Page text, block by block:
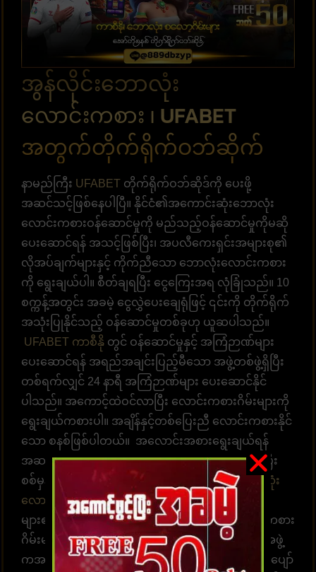
အွန်လိုင်းဘောလုံး
လောင်းကစား ၊ UFABET
အတွက်တိုက်ရိုက်ဝဘ်ဆိုက်
နာမည်ကြီး UFABET တိုက်ရိုက်ဝဘ်ဆိုဒ်ကို ပေးဖို့
အဆင်သင့်ဖြစ်နေပါပြီ။ နိုင်ငံ၏အကောင်းဆုံးဘောလုံး
လောင်းကစားဝန်ဆောင်မှုကို မည်သည့်ဝန်ဆောင်မှုကိုမဆို
ပေးဆောင်ရန် အသင့်ဖြစ်ပြီး၊ အပလီကေးရှင်းအများစု၏
လိုအပ်ချက်များနှင့် ကိုက်ညီသော ဘောလုံးလောင်းကစား
ကို ရွေးချယ်ပါ။ စီတ်ချရပြီး ငွေကြေးအရ လုံခြုံသည်။ 10
စက္ကန့်အတွင်း အခမဲ့ ငွေလွှဲပေးချေရုံဖြင့် ၎င်းကို တိုက်ရိုက်
အသုံးပြုနိုင်သည့် ဝန်ဆောင်မှုတစ်ခုဟု ယူဆပါသည်။
UFABET ကာစီနို တွင် ဝန်ဆောင်မှုနှင့် အကြံဉာဏ်များ
ပေးဆောင်ရန် အရည်အချင်းပြည့်မီသော အဖွဲ့တစ်ဖွဲ့ရှိပြီး
တစ်ရက်လျှင် 24 နာရီ အကြံဉာဏ်များ ပေးဆောင်နိုင်
ပါသည်။ အကောင့်ထဲဝင်လာပြီး လောင်းကစားဂိမ်းများကို
ရွေးချယ်ကစားပါ။ အချိန်နှင့်တစ်ပြေးညီ လောင်းကစားနိုင်
သော စနစ်ဖြစ်ပါတယ်။ အလောင်းအစားရွေးချယ်ရန်
အဆင်သင့်ဖြစ်နေပါပြီ။ ထိထိရောက်ရောက် မြန်ဆန်ပြီး
စစ်မှန်သော ပေးချေမှုများ၊ နံပါတ် 1 တိုက်ရိုက်ဘောလုံး
လောင်းကစားဝက်ဘ်ဆိုက်UFABET သည် လူအ
များ၏နှလုံးသားကို အနိုင်ယူသည်။ အွန်လိုင်းလောင်းကစား
ဂိမ်းများကို အချိန်မရွေးကစားရန် ဝန်ဆောင်မှုပေးတဲ့အဖွဲ့
ကအမြဲ စောင့်ဆိုင်းနေပါတယ်။ အွန်လောင်းကစားဂိမ်းပျော်